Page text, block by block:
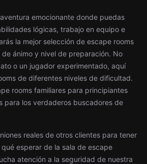
emocionante donde puedas
lógicas, trabajo en equipo e
la mejor selección de escape rooms
ánimo y nivel de preparación. No
o un jugador experimentado, aquí
de diferentes niveles de dificultad.
rooms familiares para principiantes
para los verdaderos buscadores de
reales de otros clientes para tener
esperar de la sala de escape
atención a la seguridad de nuestra